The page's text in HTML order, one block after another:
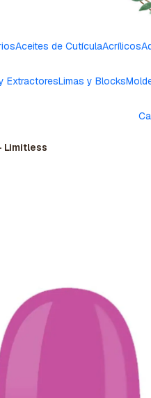
Aceites de CutículaAcrílicos
ExtractoresLimas y Blocks
Limitless